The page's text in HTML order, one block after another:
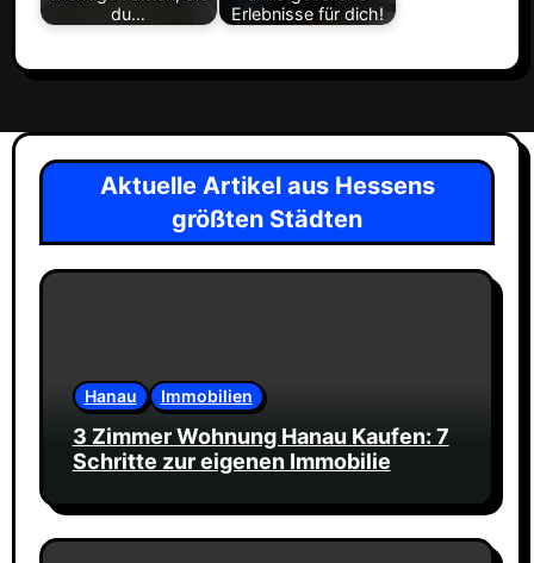
du…
Erlebnisse für dich!
Aktuelle Artikel aus Hessens
größten Städten
Hanau Immobilien
3 Zimmer Wohnung Hanau Kaufen: 7
Schritte zur eigenen Immobilie